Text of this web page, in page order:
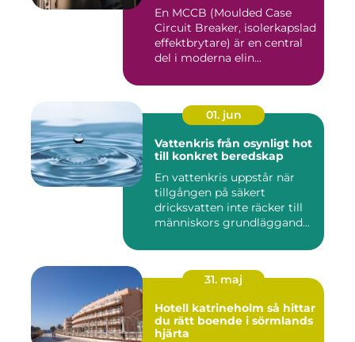
En MCCB (Moulded Case
Circuit Breaker, isolerkapslad
effektbrytare) är en central
del i moderna elin...
01. jun
Vattenkris från osynligt hot
till konkret beredskap
En vattenkris uppstår när
tillgången på säkert
dricksvatten inte räcker till
människors grundläggand...
31. maj
Hotell katrineholm så hittar
du rätt boende i sörmlands
hjärta